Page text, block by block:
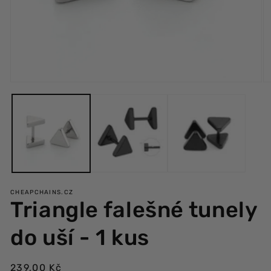
multimédia
modálním
CHEAPCHAINS.CZ
Triangle falešné tunely
do uší - 1 kus
Běžná
239,00 Kč